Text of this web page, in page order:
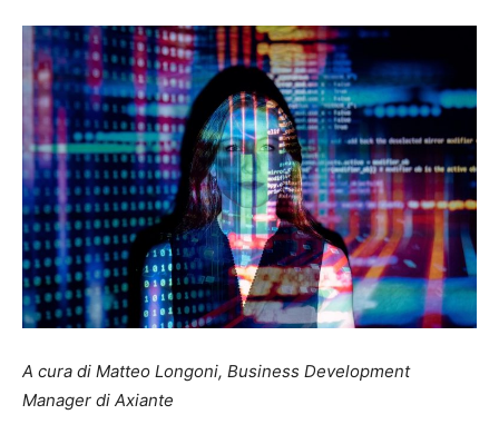
A cura di Matteo Longoni, Business Development
Manager di Axiante